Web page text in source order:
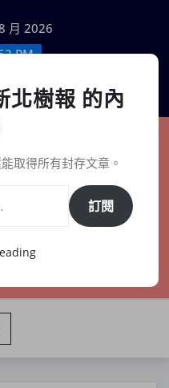
月 2026
PM
報
結、創生
北樹報 的內
取得所有封存文章。
訂閱